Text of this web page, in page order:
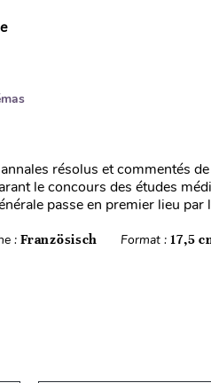
résolus et commentés
le concours des études
passe en premier lieu par
:Französisch Format :17,5